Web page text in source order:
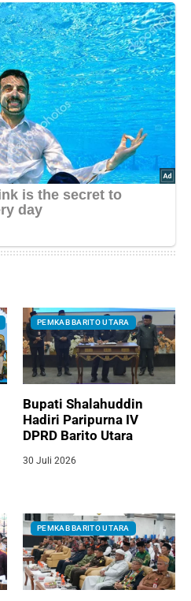
PEMKAB BARITO UTARA
Bupati Shalahuddin
Hadiri Paripurna IV
DPRD Barito Utara
30 Juli 2026
PEMKAB BARITO UTARA